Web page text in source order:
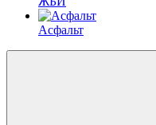
Асфальт